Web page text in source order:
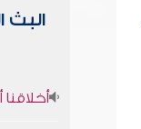
البث